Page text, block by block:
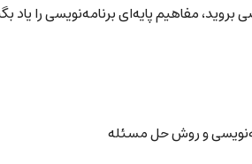
بروید، مفاهیم پایه‌ای برنامه‌نویسی را
و روش حل مسئله